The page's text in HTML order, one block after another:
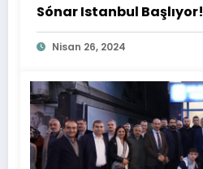
Sónar Istanbul Başlıyor!
Nisan 26, 2024